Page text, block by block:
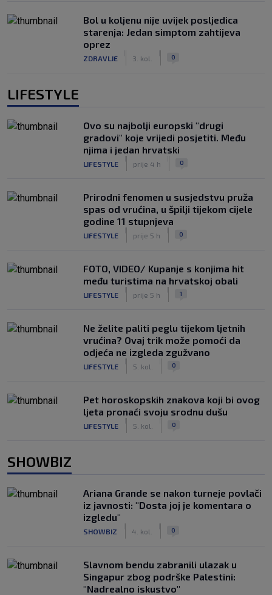
Bol u koljenu nije uvijek posljedica
starenja: Jedan simptom zahtijeva
oprez
ZDRAVLJE 3. kol. 0
LIFESTYLE
Ovo su najbolji europski "drugi
gradovi" koje vrijedi posjetiti. Među
njima i jedan hrvatski
LIFESTYLE prije 4 h 0
Prirodni fenomen u susjedstvu pruža
spas od vrućina, u špilji tijekom cijele
godine 11 stupnjeva
LIFESTYLE prije 5 h 0
FOTO, VIDEO/ Kupanje s konjima hit
među turistima na hrvatskoj obali
LIFESTYLE prije 5 h 1
Ne želite paliti peglu tijekom ljetnih
vrućina? Ovaj trik može pomoći da
odjeća ne izgleda zgužvano
LIFESTYLE 5. kol. 0
Pet horoskopskih znakova koji bi ovog
ljeta pronaći svoju srodnu dušu
LIFESTYLE 5. kol. 0
SHOWBIZ
Ariana Grande se nakon turneje povlači
iz javnosti: "Dosta joj je komentara o
izgledu"
SHOWBIZ 4. kol. 0
Slavnom bendu zabranili ulazak u
Singapur zbog podrške Palestini:
"Nadrealno iskustvo"